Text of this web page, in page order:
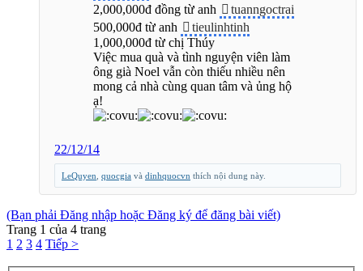
2,000,000đ đồng từ anh
tuanngoctrai
500,000đ từ anh
tieulinhtinh
1,000,000đ từ chị Thúy
Việc mua quà và tình nguyện viên làm
ông già Noel vẫn còn thiếu nhiều nên
mong cả nhà cùng quan tâm và ủng hộ
ạ!
22/12/14
LeQuyen, quocgia và dinhquocvn thích nội dung này.
(Bạn phải Đăng nhập hoặc Đăng ký để đăng bài viết)
Trang 1 của 4 trang
1 2 3 4 Tiếp >